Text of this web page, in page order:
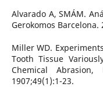
Alvarado A, SMÁM.
Gerokomos Barcelona.
Miller WD.
Tooth Tissue
Chemical Abrasion,
1907;49(1):1-23.